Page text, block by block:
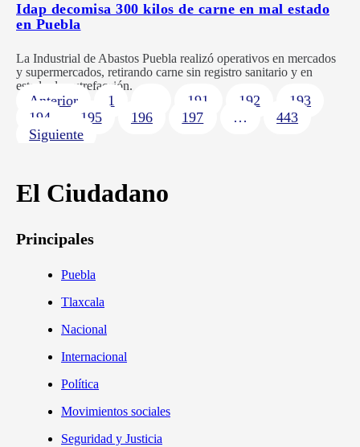
Idap decomisa 300 kilos de carne en mal estado
en Puebla
La Industrial de Abastos Puebla realizó operativos en mercados
y supermercados, retirando carne sin registro sanitario y en
estado de putrefacción.
Anterior 1 191 192
193
194
195 196 197 …
443
Siguiente
El Ciudadano
Principales
Puebla
Tlaxcala
Nacional
Internacional
Política
Movimientos sociales
Seguridad y Justicia